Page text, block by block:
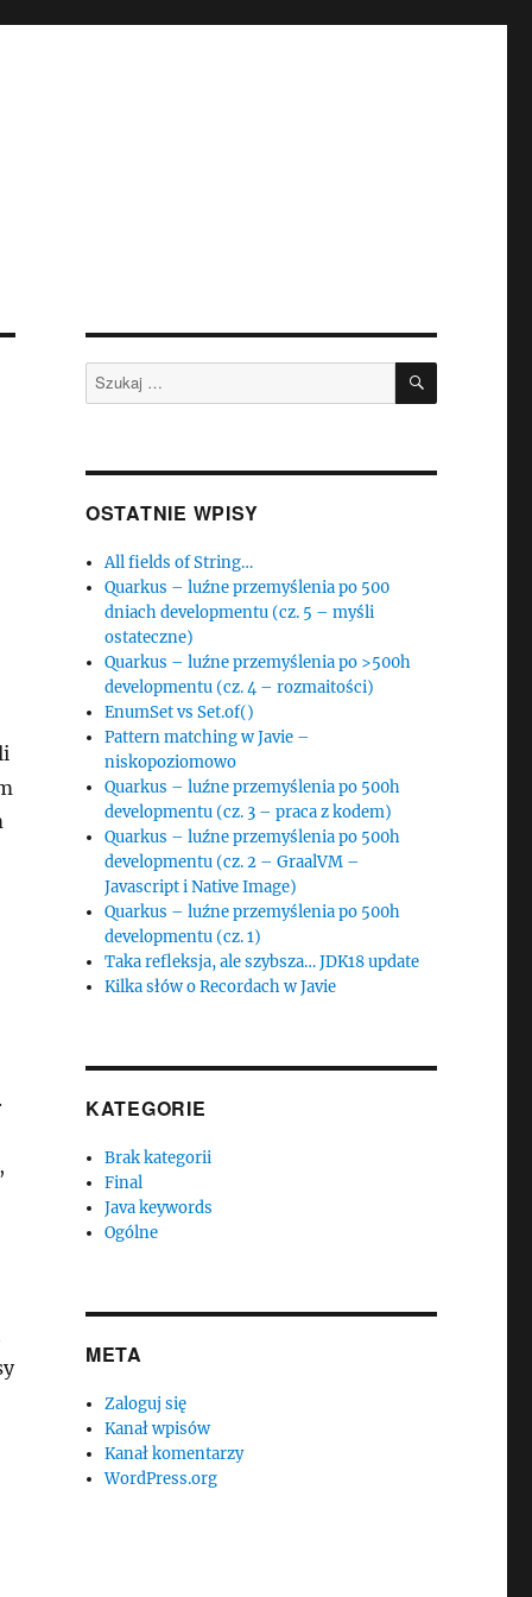
Szukaj: SZUKAJ
OSTATNIE WPISY
All fields of String…
Quarkus – luźne przemyślenia po 500
dniach developmentu (cz. 5 – myśli
ostateczne)
Quarkus – luźne przemyślenia po >500h
developmentu (cz. 4 – rozmaitości)
EnumSet vs Set.of()
Pattern matching w Javie –
niskopoziomowo
Quarkus – luźne przemyślenia po 500h
developmentu (cz. 3 – praca z kodem)
Quarkus – luźne przemyślenia po 500h
developmentu (cz. 2 – GraalVM –
Javascript i Native Image)
Quarkus – luźne przemyślenia po 500h
developmentu (cz. 1)
Taka refleksja, ale szybsza… JDK18 update
Kilka słów o Recordach w Javie
KATEGORIE
Brak kategorii
Final
Java keywords
Ogólne
META
Zaloguj się
Kanał wpisów
Kanał komentarzy
WordPress.org